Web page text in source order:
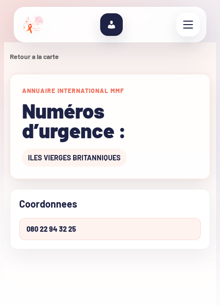
Retour a la carte
ANNUAIRE INTERNATIONAL MMF
Numéros
d’urgence :
ILES VIERGES BRITANNIQUES
Coordonnees
080 22 94 32 25